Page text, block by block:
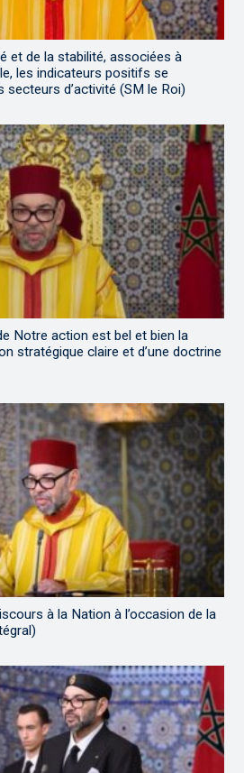
et de la stabilité, associées à
les indicateurs positifs se
d’activité (SM le Roi)
Notre action est bel et bien la
stratégique claire et d’une doctrine
à la Nation à l’occasion de la